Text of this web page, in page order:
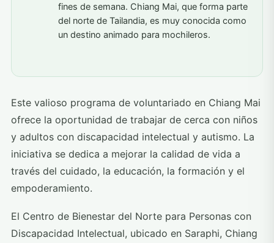
fines de semana. Chiang Mai, que forma parte
del norte de Tailandia, es muy conocida como
un destino animado para mochileros.
Este valioso programa de voluntariado en Chiang Mai
ofrece la oportunidad de trabajar de cerca con niños
y adultos con discapacidad intelectual y autismo. La
iniciativa se dedica a mejorar la calidad de vida a
través del cuidado, la educación, la formación y el
empoderamiento.
El Centro de Bienestar del Norte para Personas con
Discapacidad Intelectual, ubicado en Saraphi, Chiang